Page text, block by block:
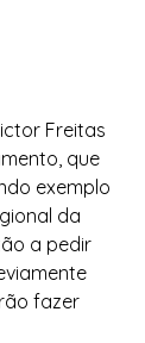
Freitas
que
exemplo
da
a pedir
fazer